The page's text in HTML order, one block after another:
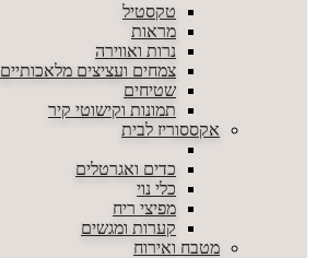
טקסטיל
מראות
נרות ואווירה
צמחים ועציצים מלאכותיים
שטיחים
תמונות וקישוטי קיר
אקססוריז לבית
כדים ואגרטלים
כלי נוי
מפיצי ריח
קערות ומגשים
מטבח ואירוח